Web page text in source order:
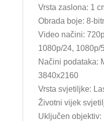
Vrsta zaslona: 1
Obrada boje: 8-
Video načini:
1080p/24, 1080p/
Načini podataka:
3840x2160
Vrsta svjetiljke:
Životni vijek
Uključen objektiv: